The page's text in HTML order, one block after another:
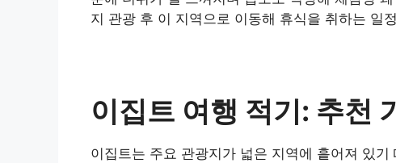
지 관광 후 이 지역으로 이동해 휴식을 취하는 일
이집트 여행 적기: 추천
이집트는 주요 관광지가 넓은 지역에 흩어져 있